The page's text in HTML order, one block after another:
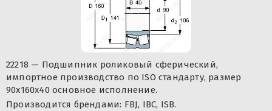
22218 — Подшипник роликовый сферический,
импортное производство по ISO стандарту, размер
90x160x40 основное исполнение.
Производится брендами: FBJ, IBC, ISB.